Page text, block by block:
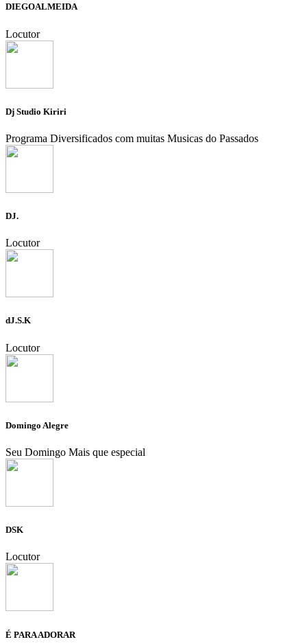
DIEGOALMEIDA
Locutor
Dj Studio Kiriri
Programa Diversificados com muitas Musicas do Passados
DJ.
Locutor
dJ.S.K
Locutor
Domingo Alegre
Seu Domingo Mais que especial
DSK
Locutor
É PARA ADORAR